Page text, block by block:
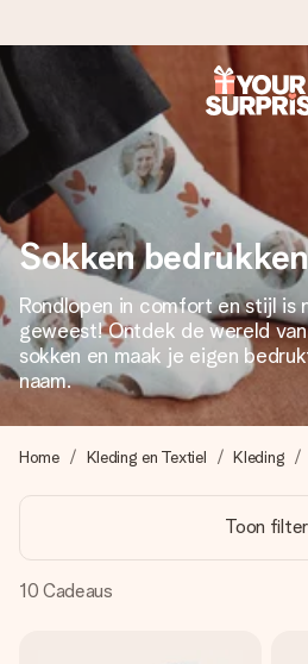
Voor 16:00 besteld,
We maken jouw cadeau met zorg
razendsnel onderweg is - zodat
het juiste moment, wanneer het
4,8 (gebaseerd op
Onze cadeaus worden
ons met een 4,7 op Google
Je maakt in een paar stappen
jullie foto of een boodschap die
met alle aandacht voor het
Sokken bedrukken
Rondlopen in comfort en stijl is
geweest! Ontdek de wereld
sokken en maak je eigen
naam.
Home Kleding en Textiel Kleding
Toon
10 Cadeaus